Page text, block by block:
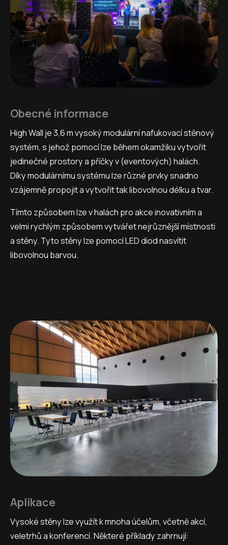
Obecné informace
High Wall je 3,6 m vysoký modulární nafukovací stěnový
systém, s jehož pomocí lze během okamžiku vytvořit
jedinečné prostory a příčky v (eventových) halách.
Díky modulárnímu systému lze různé prvky snadno
vzájemně propojit a vytvořit tak libovolnou délku a tvar.
Tímto způsobem lze v halách pro akce inovativním a
velmi rychlým způsobem vytvářet nejrůznější místnosti
a stěny. Tyto stěny lze pomocí LED diod nasvítit
libovolnou barvou.
Aplikace
Vysoké stěny lze využít k mnoha účelům, včetně akcí,
veletrhů a konferencí. Některé příklady zahrnují: